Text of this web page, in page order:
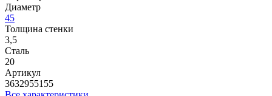
Диаметр
45
Толщина стенки
3,5
Сталь
20
Артикул
3632955155